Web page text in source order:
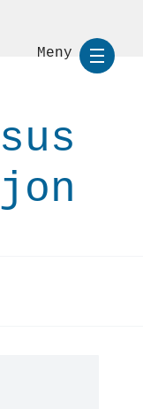
Meny